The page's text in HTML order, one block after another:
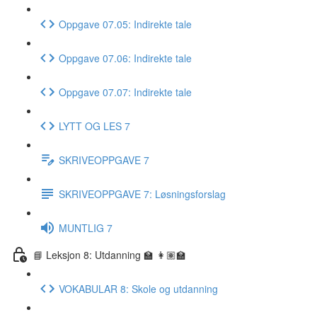
Oppgave 07.05: Indirekte tale
Oppgave 07.06: Indirekte tale
Oppgave 07.07: Indirekte tale
LYTT OG LES 7
SKRIVEOPPGAVE 7
SKRIVEOPPGAVE 7: Løsningsforslag
MUNTLIG 7
📘 Leksjon 8: Utdanning 🏫 👩🏽‍🏫
VOKABULAR 8: Skole og utdanning